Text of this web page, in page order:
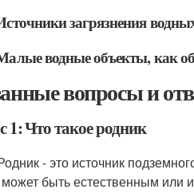
загрязнения
водные объекты, как
вопросы и
1: Что такое родник
- это источник
быть естественным или